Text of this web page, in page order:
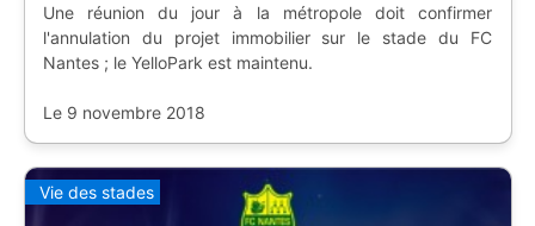
Une réunion du jour à la métropole doit confirmer
l'annulation du projet immobilier sur le stade du FC
Nantes ; le YelloPark est maintenu.
Le 9 novembre 2018
Vie des stades